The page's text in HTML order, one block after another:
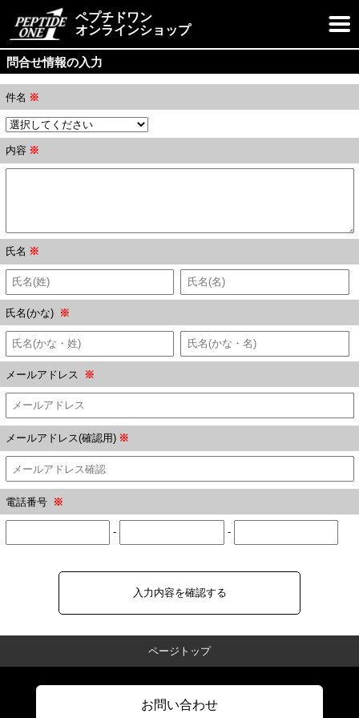
ペプチドワン
オンラインショップ
問合せ情報の入力
件名 ※
内容 ※
氏名 ※
氏名(かな) ※
メールアドレス ※
メールアドレス(確認用) ※
電話番号 ※
- -
入力内容を確認する
ページトップ
お問い合わせ